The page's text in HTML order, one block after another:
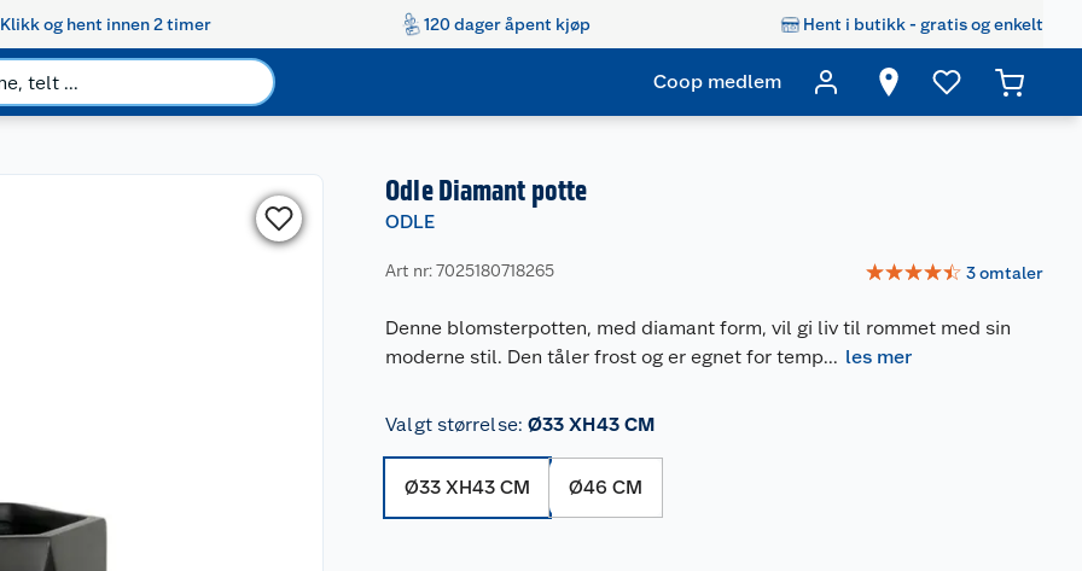
Klikk og hent innen 2 timer 120 dager åpent kjøp Hent i butikk - gratis og enkelt
Coop medlem
Odle Diamant potte
ODLE
Art nr: 7025180718265 ☆☆☆☆☆ 3omtaler
Denne blomsterpotten, med diamant form, vil gi liv til rommet med sin
moderne stil. Den tåler frost og er egnet for temp... les mer
Valgt størrelse: Ø33 XH43 CM
Ø33 XH43 CM Ø46 CM